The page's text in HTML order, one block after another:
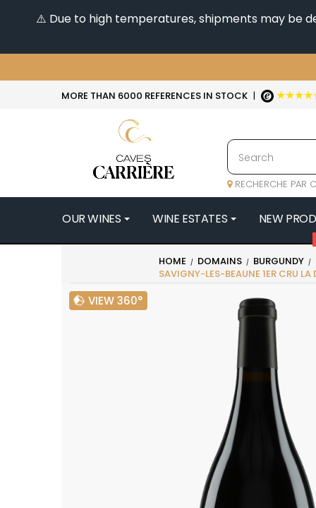
⚠️ Due to high temperatures, shipments may be
MORE THAN 6000 REFERENCES IN STOCK |
RECHERCHE PAR
OUR WINES WINE ESTATES
4
47N3E -
A & P DE
AMIOT
ARLAUD
ARLOT
B
BAILLOT
NEW
HOME DOMAINS BURGUNDY
SAVIGNY-LES-BEAUNE 1ER CRU LA
VIEW 360°